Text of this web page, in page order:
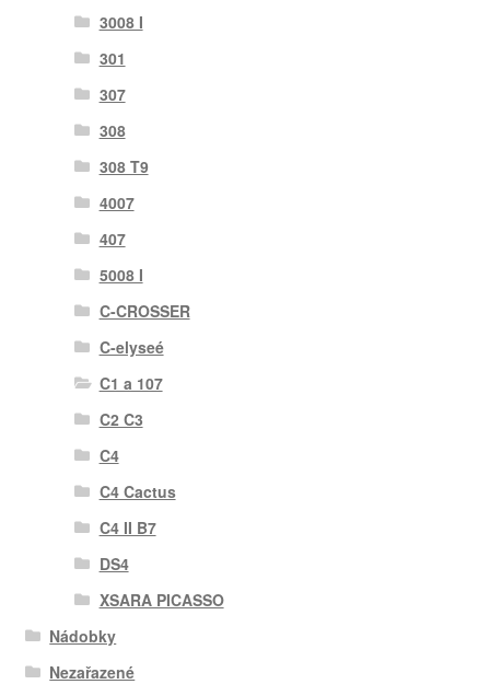
3008 I
301
307
308
308 T9
4007
407
5008 I
C-CROSSER
C-elyseé
C1 a 107
C2 C3
C4
C4 Cactus
C4 II B7
DS4
XSARA PICASSO
Nádobky
Nezařazené